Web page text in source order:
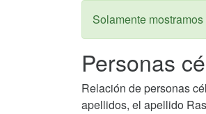
Solamente
Personas
Relación de personas
apellidos, el apellido